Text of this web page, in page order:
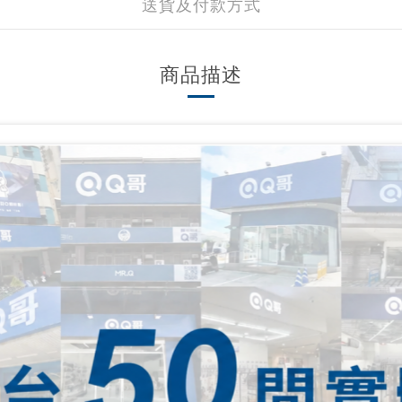
送貨及付款方式
商品描述